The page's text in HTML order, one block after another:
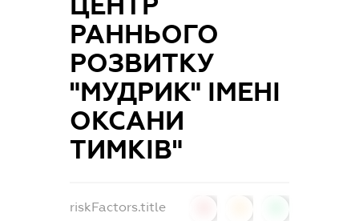
РАННЬОГО
РОЗВИТКУ
"МУДРИК" ІМЕНІ
ОКСАНИ
ТИМКІВ"
riskFactors.title